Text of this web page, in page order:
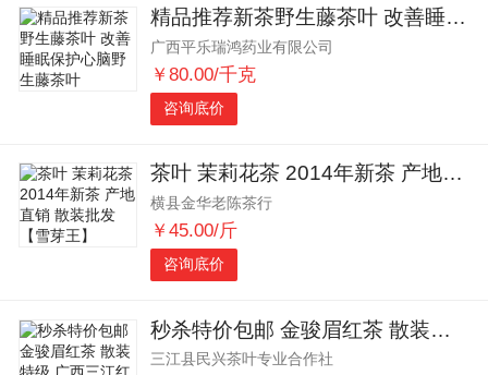
精品推荐新茶野生藤茶叶 改善睡眠保护心脑野生藤茶叶
广西平乐瑞鸿药业有限公司
￥80.00/千克
咨询底价
茶叶 茉莉花茶 2014年新茶 产地直销 散装批发【雪芽王】
横县金华老陈茶行
￥45.00/斤
咨询底价
秒杀特价包邮 金骏眉红茶 散装特级 广西三江红茶叶500g
三江县民兴茶叶专业合作社